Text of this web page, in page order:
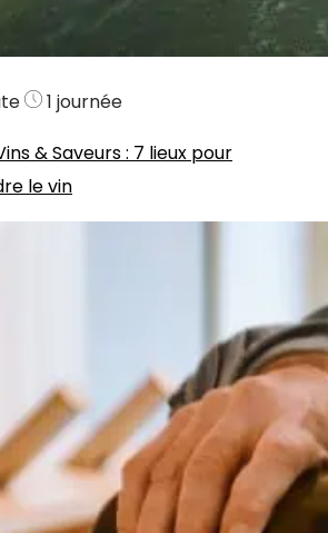
1 journée
& Saveurs: 7 lieux pour
le vin